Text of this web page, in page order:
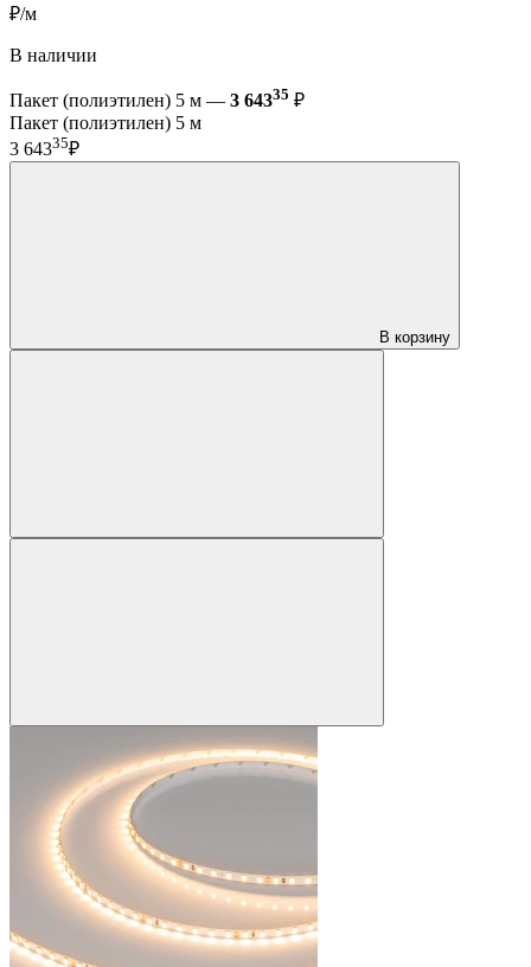
₽/м
В наличии
Пакет (полиэтилен) 5 м — 3 64335 ₽
Пакет (полиэтилен) 5 м
3 64335₽
В корзину